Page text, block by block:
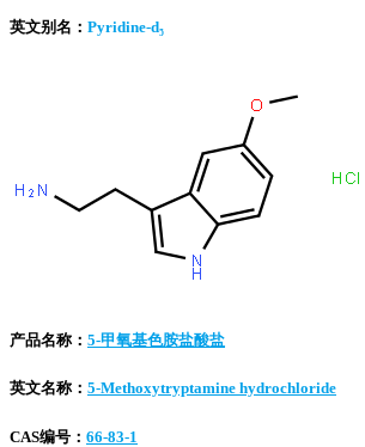
英文别名： Pyridine-d₅
产品名称： 5-甲氧基色胺盐酸盐
英文名称： 5-Methoxytryptamine hydrochloride
CAS编号： 66-83-1